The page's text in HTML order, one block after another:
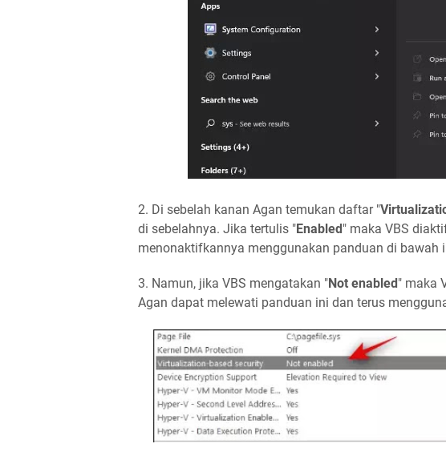
2. Di sebelah kanan Agan temukan daftar "
di sebelahnya. Jika tertulis "Enabled" maka VBS
menonaktifkannya menggunakan panduan di bawah
3. Namun, jika VBS mengatakan "Not enabled" maka
Agan dapat melewati panduan ini dan terus